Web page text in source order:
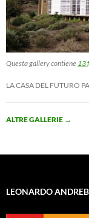
Questa gallery contiene 13
LA CASA DEL FUTURO
ALTRE GALLERIE →
LEONARDO